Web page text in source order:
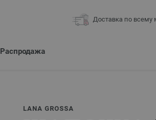
Доставка по всему
Распродажа
LANA GROSSA